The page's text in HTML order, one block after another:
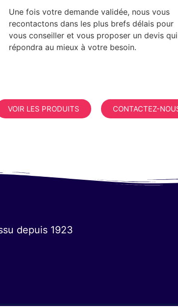
Une fois votre demande validée, nous vous
recontactons dans les plus brefs délais pour
vous conseiller et vous proposer un devis qui
répondra au mieux à votre besoin.
VOIR LES PRODUITS CONTACTEZ-
depuis 1923